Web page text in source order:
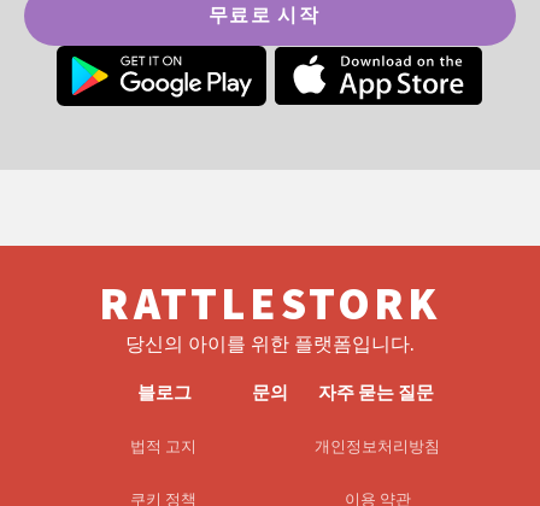
무료로 시작
RATTLESTORK
당신의 아이를 위한 플랫폼입니다.
블로그 문의 자주 묻는 질문
법적 고지 개인정보처리방침
쿠키 정책 이용 약관